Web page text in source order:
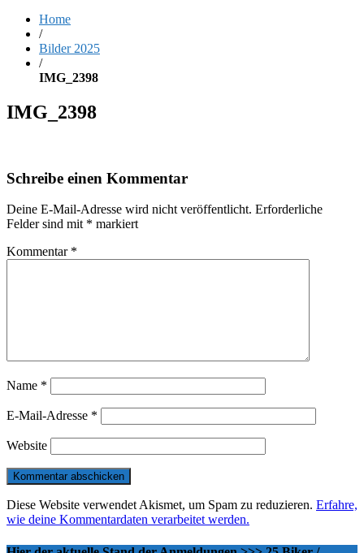
Home
/
Bilder 2025
/
IMG_2398
IMG_2398
Schreibe einen Kommentar
Deine E-Mail-Adresse wird nicht veröffentlicht. Erforderliche
Felder sind mit * markiert
Kommentar *
Name *
E-Mail-Adresse *
Website
Diese Website verwendet Akismet, um Spam zu reduzieren. Erfahre,
wie deine Kommentardaten verarbeitet werden.